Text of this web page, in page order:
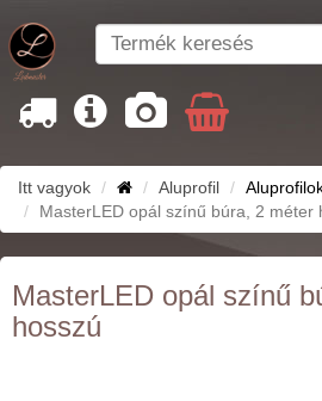
Itt vagyok Aluprofil
MasterLED opál színű búra, 2 méter
MasterLED opál színű
hosszú